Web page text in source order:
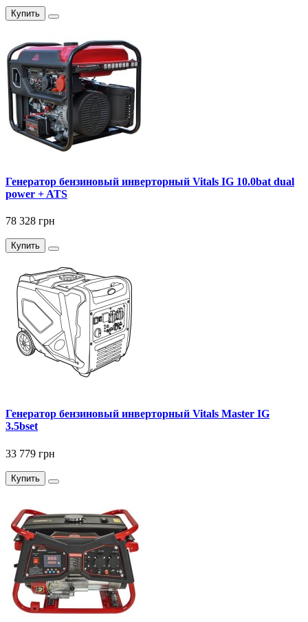
Купить
Генератор бензиновый инверторный Vitals IG 10.0bat dual
power + ATS
78 328 грн
Купить
Генератор бензиновый инверторный Vitals Master IG
3.5bset
33 779 грн
Купить